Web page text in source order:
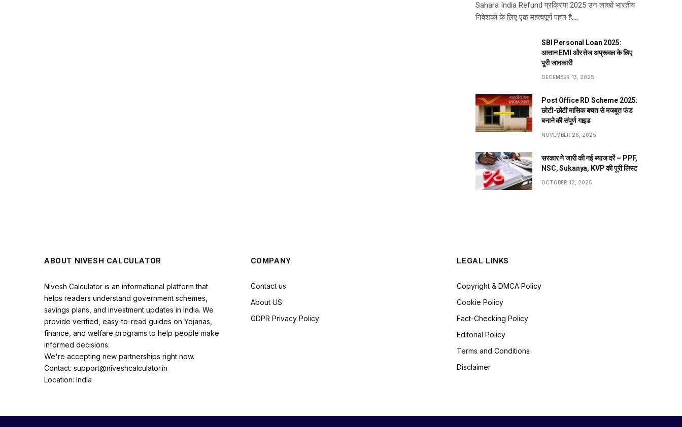
Sahara India Refund प्रक्रिया 2025 उन लाखों भारतीय
निवेशकों के लिए एक महत्वपूर्ण पहल है,…
SBI Personal Loan 2025:
आसान EMI और तेज अप्रूवल के लिए
पूरी जानकारी
DECEMBER 13, 2025
Post Office RD Scheme 2025:
छोटी-छोटी मासिक बचत से मजबूत फंड
बनाने की संपूर्ण गाइड
NOVEMBER 26, 2025
सरकार ने जारी की नई ब्याज दरें – PPF,
NSC, Sukanya, KVP की पूरी लिस्ट
OCTOBER 12, 2025
ABOUT NIVESH CALCULATOR
Nivesh Calculator is an informational platform that
helps readers understand government schemes,
savings plans, and investment updates in India. We
provide verified, easy-to-read guides on Yojanas,
finance, and welfare programs to help people make
informed decisions.
We're accepting new partnerships right now.
Contact: support@niveshcalculator.in
Location: India
COMPANY
Contact us
About US
GDPR Privacy Policy
LEGAL LINKS
Copyright & DMCA Policy
Cookie Policy
Fact-Checking Policy
Editorial Policy
Terms and Conditions
Disclaimer